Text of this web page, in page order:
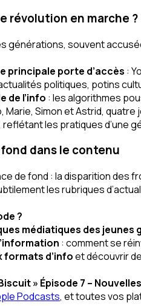
révolution en marche ?
générations, souvent
principale porte d’accès :
politiques, potins
de l’info : les algorithmes
Marie, Simon et Astrid,
les pratiques d’une
dans le contenu
de fond : la disparition
les rubriques
?
médiatiques des jeunes
: comment se
formats d’infoet découvrir
» Épisode 7 –
Podcasts, et toutes vos